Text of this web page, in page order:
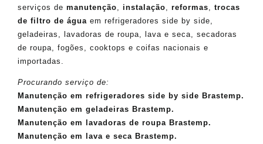
serviços de manutenção instalação reformas
trocas
de filtro de água em refrigeradores side by side,
geladeiras, lavadoras de roupa, lava e seca, secadoras
de roupa, fogões, cooktops e coifas nacionais e
importadas.
Procurando serviço de:
Manutenção em refrigeradores side by side Brastemp.
Manutenção em geladeiras Brastemp.
Manutenção em lavadoras de roupa Brastemp.
Manutenção em lava e seca Brastemp.